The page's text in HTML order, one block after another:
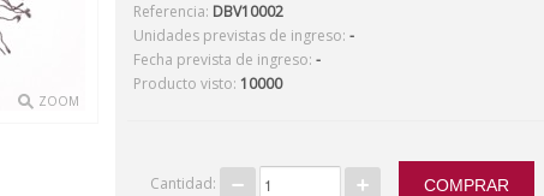
ZOOM
Referencia: DBV10002
Unidades previstas de ingreso: -
Fecha prevista de ingreso: -
Producto visto: 10000
Cantidad: